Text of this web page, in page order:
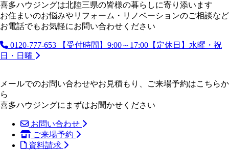
喜多ハウジングは北陸三県の皆様の暮らしに寄り添います
お住まいのお悩みやリフォーム・リノベーションのご相談など
お電話でもお気軽にお問い合わせください
0120-777-653
【受付時間】9:00～17:00【定休日】水曜・祝
日・日曜
メールでのお問い合わせやお見積もり、ご来場予約はこちらか
ら
喜多ハウジングにまずはお聞かせください
お問い合わせ
ご来場予約
資料請求